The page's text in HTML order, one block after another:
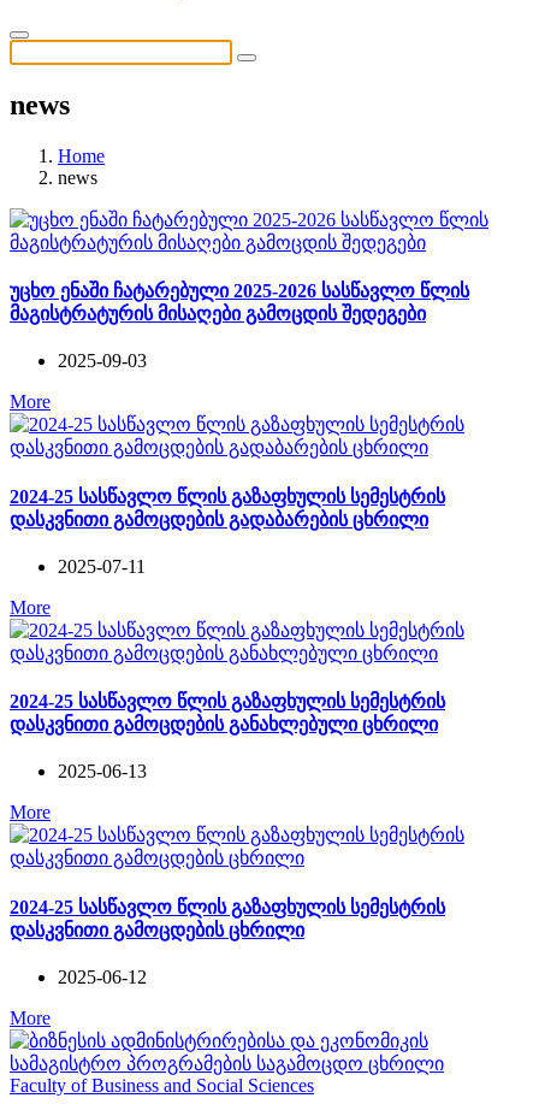
news
Home
news
უცხო ენაში ჩატარებული 2025-2026 სასწავლო წლის
მაგისტრატურის მისაღები გამოცდის შედეგები
2025-09-03
More
2024-25 სასწავლო წლის გაზაფხულის სემესტრის
დასკვნითი გამოცდების გადაბარების ცხრილი
2025-07-11
More
2024-25 სასწავლო წლის გაზაფხულის სემესტრის
დასკვნითი გამოცდების განახლებული ცხრილი
2025-06-13
More
2024-25 სასწავლო წლის გაზაფხულის სემესტრის
დასკვნითი გამოცდების ცხრილი
2025-06-12
More
Faculty of Business and Social Sciences